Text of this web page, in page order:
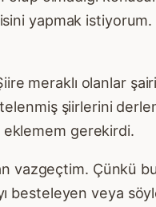
yapmak
meraklı olanlar
şiirlerini
gerekirdi.
vazgeçtim. Çünkü
besteleyen veya